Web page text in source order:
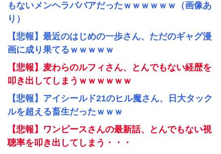
もないメンヘラババアだったｗｗｗｗｗｗ（画像あ
り）
【悲報】最近のはじめの一歩さん、ただのギャグ漫
画に成り果てるｗｗｗｗｗ
【悲報】麦わらのルフィさん、とんでもない経歴を
叩き出してしまうｗｗｗｗｗｗ
【悲報】アイシールド21のヒル魔さん、日大タック
ルを超える畜生だったｗｗｗ
【悲報】ワンピースさんの最新話、とんでもない視
聴率を叩き出してしまう・・・